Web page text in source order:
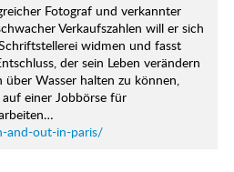
Fotograf und verkannter
Verkaufszahlen will er sich
widmen und fasst
der sein Leben verändern
Wasser halten zu können,
einer Jobbörse für
and-out-in-paris/